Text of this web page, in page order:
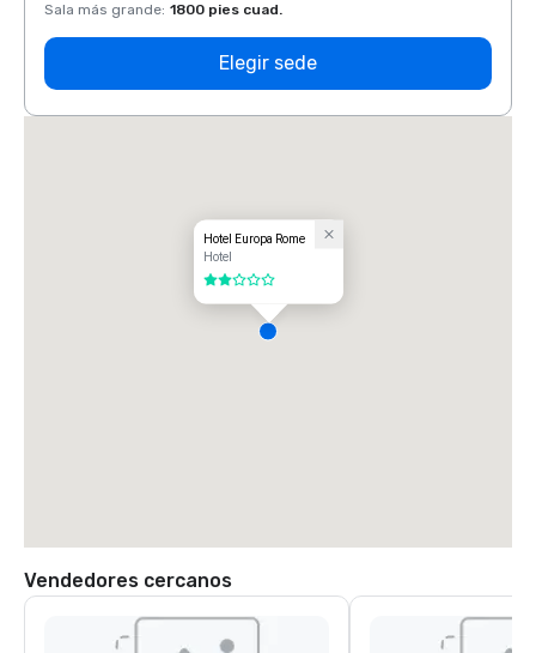
Sala más grande: 1800 pies cuad.
Elegir sede
Hotel Europa Rome
Hotel
2 de 5
Vendedores cercanos